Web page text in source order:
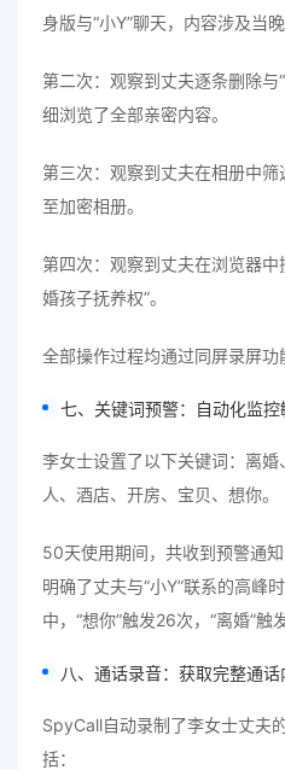
身版与“小Y”聊天，内容涉及当晚
第二次：观察到丈夫逐条删除与
细浏览了全部亲密内容。
第三次：观察到丈夫在相册中筛
至加密相册。
第四次：观察到丈夫在浏览器中
婚孩子抚养权”。
全部操作过程均通过同屏录屏功
七、关键词预警：自动化监控
李女士设置了以下关键词：离
人、酒店、开房、宝贝、想你。
50天使用期间，共收到预警通
明确了丈夫与“小Y”联系的高峰
中，“想你”触发26次，“离婚”触
八、通话录音：获取完整通话
SpyCall自动录制了李女士丈夫
括：